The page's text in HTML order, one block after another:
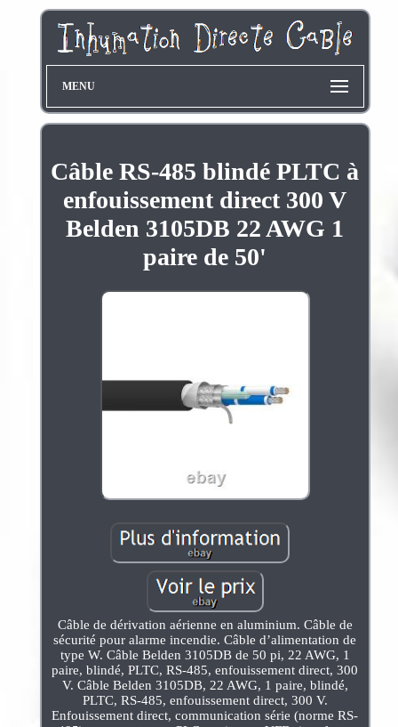
MENU
Câble RS-485 blindé PLTC à
enfouissement direct 300 V
Belden 3105DB 22 AWG 1
paire de 50'
Câble de dérivation aérienne en aluminium. Câble de
sécurité pour alarme incendie. Câble d’alimentation de
type W. Câble Belden 3105DB de 50 pi, 22 AWG, 1
paire, blindé, PLTC, RS-485, enfouissement direct, 300
V. Câble Belden 3105DB, 22 AWG, 1 paire, blindé,
PLTC, RS-485, enfouissement direct, 300 V.
Enfouissement direct, communication série (norme RS-